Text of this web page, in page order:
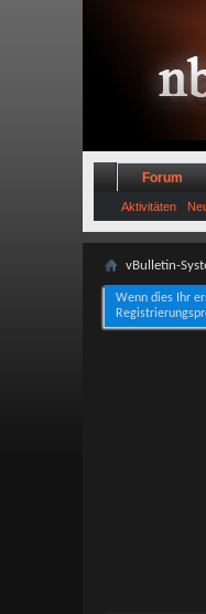
Forum
Aktivitäten
vBulletin-
Wenn dies Ihr